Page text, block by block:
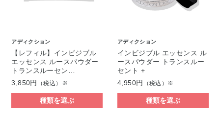
アディクション
【レフィル】インビジブル
エッセンス ルースパウダー
トランスルーセン…
3,850円
（税込）※
種類を選ぶ
アディクション
インビジブル エッセンス ル
ースパウダー トランスルー
セント +
4,950円
（税込）※
種類を選ぶ